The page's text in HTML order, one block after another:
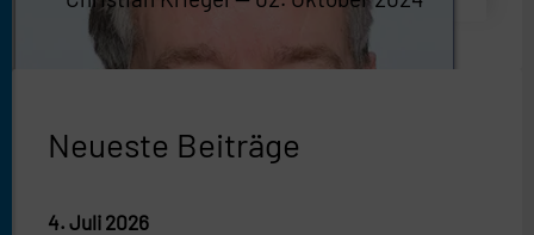
Neueste Beiträge
4. Juli 2026